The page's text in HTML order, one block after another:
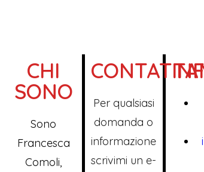
CHI
SONO
Sono
Francesca
Comoli,
Per qualsiasi
domanda o
informazione
scrivimi un e-